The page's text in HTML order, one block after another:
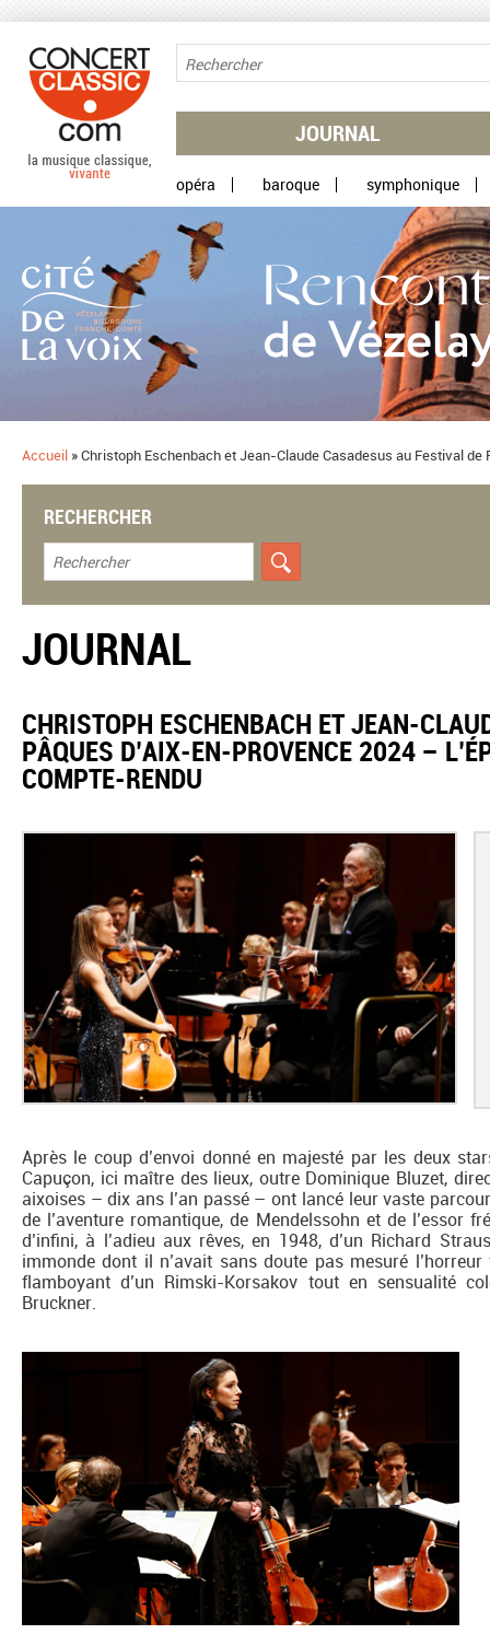
JOURNAL
opéra baroque symphonique
Accueil »Christoph Eschenbach et Jean-Claude Casadesus au Festival
RECHERCHER
JOURNAL
CHRISTOPH ESCHENBACH ET JEAN-
PÂQUES D’AIX-EN-PROVENCE 2024 –
COMPTE-RENDU
Après le coup d’envoi donné en majesté par les deux
Capuçon, ici maître des lieux, outre Dominique Bluzet,
aixoises – dix ans l’an passé – ont lancé leur vaste
de l’aventure romantique, de Mendelssohn et de l’essor
d’infini, à l’adieu aux rêves, en 1948, d’un Richard
immonde dont il n’avait sans doute pas mesuré
flamboyant d’un Rimski-Korsakov tout en sensualité
Bruckner.